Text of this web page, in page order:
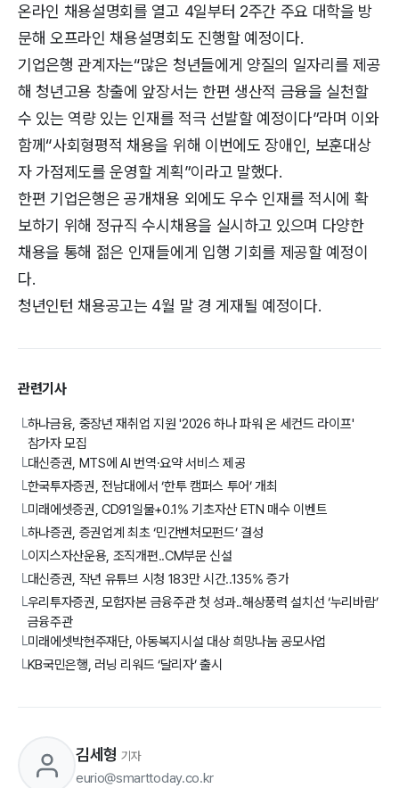
온라인 채용설명회를 열고 4일부터 2주간 주요 대학을 방
문해 오프라인 채용설명회도 진행할 예정이다.
기업은행 관계자는“많은 청년들에게 양질의 일자리를 제공
해 청년고용 창출에 앞장서는 한편 생산적 금융을 실천할
수 있는 역량 있는 인재를 적극 선발할 예정이다”라며 이와
함께“사회형평적 채용을 위해 이번에도 장애인, 보훈대상
자 가점제도를 운영할 계획”이라고 말했다.
한편 기업은행은 공개채용 외에도 우수 인재를 적시에 확
보하기 위해 정규직 수시채용을 실시하고 있으며 다양한
채용을 통해 젊은 인재들에게 입행 기회를 제공할 예정이
다.
청년인턴 채용공고는 4월 말 경 게재될 예정이다.
관련기사
└하나금융, 중장년 재취업 지원 '2026 하나 파워 온 세컨드 라이프'
참가자 모집
└대신증권, MTS에 AI 번역·요약 서비스 제공
└한국투자증권, 전남대에서 ‘한투 캠퍼스 투어’ 개최
└미래에셋증권, CD91일물+0.1% 기초자산 ETN 매수 이벤트
└하나증권, 증권업계 최초 ‘민간벤처모펀드’ 결성
└이지스자산운용, 조직개편..CM부문 신설
└대신증권, 작년 유튜브 시청 183만 시간..135% 증가
└우리투자증권, 모험자본 금융주관 첫 성과..해상풍력 설치선 ‘누리바람’
금융주관
└미래에셋박현주재단, 아동복지시설 대상 희망나눔 공모사업
└KB국민은행, 러닝 리워드 ‘달리자’ 출시
김세형 기자
eurio@smarttoday.co.kr